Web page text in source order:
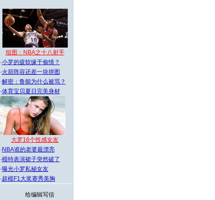
组图：NBA之十八射手
·小罗的疲软缘于偷情？
·火箭阵容还差一块拼图
·解密：鲁能为什么被骂？
·体育宝贝夏日完美身材
大罗16个性感女友
· NBA谁的老婆最漂亮
·模特表演裙子突然破了
·曝光小罗私秘女友
·超模F1大奖赛秀美胸
给编辑写信